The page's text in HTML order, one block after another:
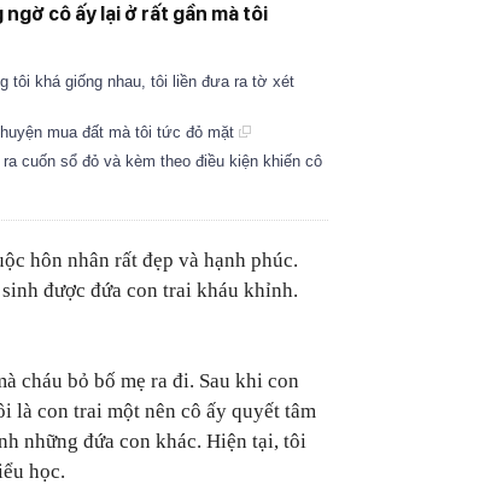
cô ấy lại ở rất gần mà tôi
tôi khá giống nhau, tôi liền đưa ra tờ xét
mua đất mà tôi tức đỏ mặt
cuốn sổ đỏ và kèm theo điều kiện khiến cô
hôn nhân rất đẹp và hạnh phúc.
được đứa con trai kháu khỉnh.
cháu bỏ bố mẹ ra đi. Sau khi con
là con trai một nên cô ấy quyết tâm
những đứa con khác. Hiện tại, tôi
học.